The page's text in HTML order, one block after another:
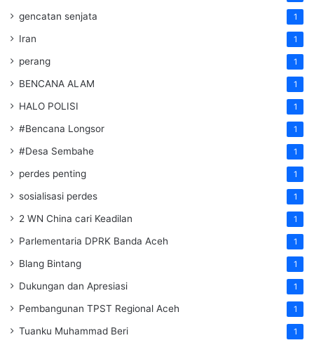
gencatan senjata 1
Iran 1
perang 1
BENCANA ALAM 1
HALO POLISI 1
#Bencana Longsor 1
#Desa Sembahe 1
perdes penting 1
sosialisasi perdes 1
2 WN China cari Keadilan 1
Parlementaria DPRK Banda Aceh 1
Blang Bintang 1
Dukungan dan Apresiasi 1
Pembangunan TPST Regional Aceh 1
Tuanku Muhammad Beri 1